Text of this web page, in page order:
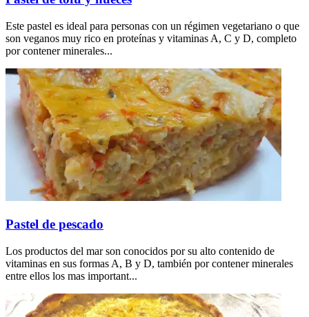
Este pastel es ideal para personas con un régimen vegetariano o que
son veganos muy rico en proteínas y vitaminas A, C y D, completo
por contener minerales...
Pastel de pescado
Los productos del mar son conocidos por su alto contenido de
vitaminas en sus formas A, B y D, también por contener minerales
entre ellos los mas important...